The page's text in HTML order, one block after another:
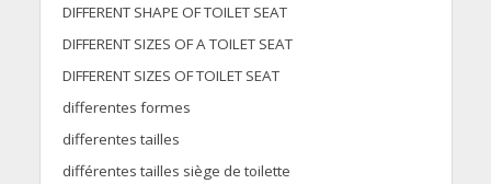
DIFFERENT SHAPE OF TOILET SEAT
DIFFERENT SIZES OF A TOILET SEAT
DIFFERENT SIZES OF TOILET SEAT
differentes formes
differentes tailles
différentes tailles siège de toilette